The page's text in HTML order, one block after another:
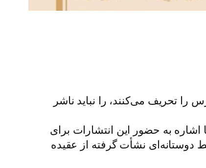
تحریف می‌کنند، را نباید ناشر
اشاره به حضور این انتشارات برای
دوستانه‌ای نشأت گرفته از عقیده